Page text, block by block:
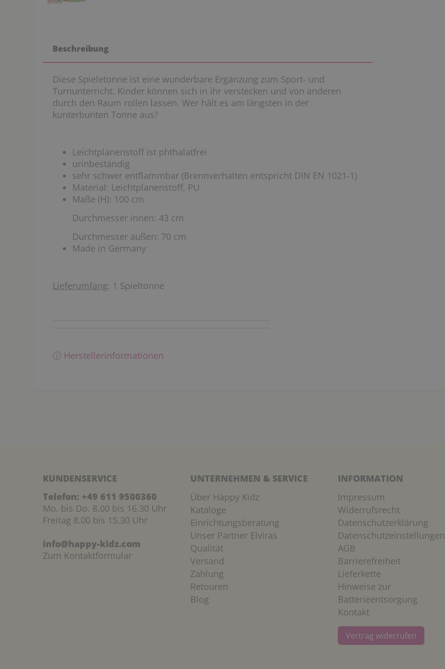
Beschreibung
Diese Spieletonne ist eine wunderbare Ergänzung zum Sport- und
Turnunterricht. Kinder können sich in ihr verstecken und von anderen
durch den Raum rollen lassen. Wer hält es am längsten in der
kunterbunten Tonne aus?
Leichtplanenstoff ist phthalatfrei
urinbeständig
sehr schwer entflammbar (Brennverhalten entspricht DIN EN 1021-1)
Material: Leichtplanenstoff, PU
Maße (H): 100 cm
Durchmesser innen: 43 cm
Durchmesser außen: 70 cm
Made in Germany
Lieferumfang: 1 Spieltonne
ⓘ Herstellerinformationen
KUNDENSERVICE
Telefon: +49 611 9500360
Mo. bis Do. 8.00 bis 16.30 Uhr
Freitag 8.00 bis 15.30 Uhr
info@happy-kidz.com
Zum Kontaktformular
UNTERNEHMEN & SERVICE
Über Happy Kidz
Kataloge
Einrichtungsberatung
Unser Partner Elviras
Qualität
Versand
Zahlung
Retouren
Blog
INFORMATION
Impressum
Widerrufsrecht
Datenschutzerklärung
Datenschutzeinstellungen
AGB
Barrierefreiheit
Lieferkette
Hinweise zur
Batterieentsorgung
Kontakt
Vertrag widerrufen